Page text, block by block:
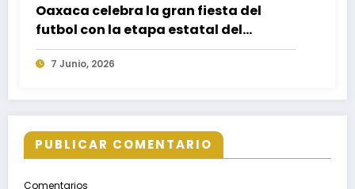
Oaxaca celebra la gran fiesta del
futbol con la etapa estatal del
Mundialito Primavera Oaxaqueña
20267 Junio, 2026
PUBLICAR COMENTARIO
Comentarios